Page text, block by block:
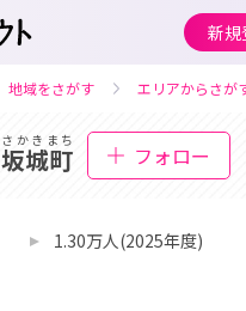
新規
地域をさがす エリアからさが
さかきまち
坂城町 フォロー
1.30万人(2025年度)